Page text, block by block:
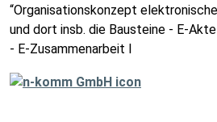
“Organisationskonzept
und dort insb. die Bausteine - E-
- E-Zusammenarbeit I